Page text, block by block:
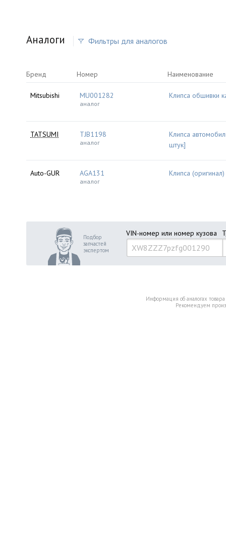
Аналоги Фильтры для аналогов
Бренд Номер Наименование
Mitsubishi MU001282
аналог
Клипса обшивки
TATSUMI TJB1198
аналог
Клипса
штук]
Auto-GUR AGA131
аналог
Клипса
Подбор
запчастей
экспертом
VIN-номер или номер кузова
Информация об аналогах
Рекомендуем